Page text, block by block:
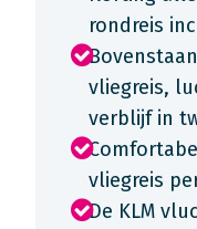
rondreis
vliegreis,
verblijf in
vliegreis
De KLM